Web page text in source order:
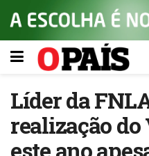
Líder da
realização do
este ano